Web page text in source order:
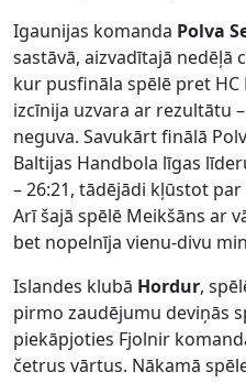
Igaunijas komanda Polva
sastāvā, aizvadītajā nedēļā
kur pusfināla spēlē pret
izcīnija uzvara ar rezultātu
neguva. Savukārt finālā
Baltijas Handbola līgas
– 26:21, tādējādi kļūstot
Arī šajā spēlē Meikšāns ar
bet nopelnīja vienu-divu
Islandes klubā Hordur,
pirmo zaudējumu deviņās
piekāpjoties Fjolnir
četrus vārtus. Nākamā